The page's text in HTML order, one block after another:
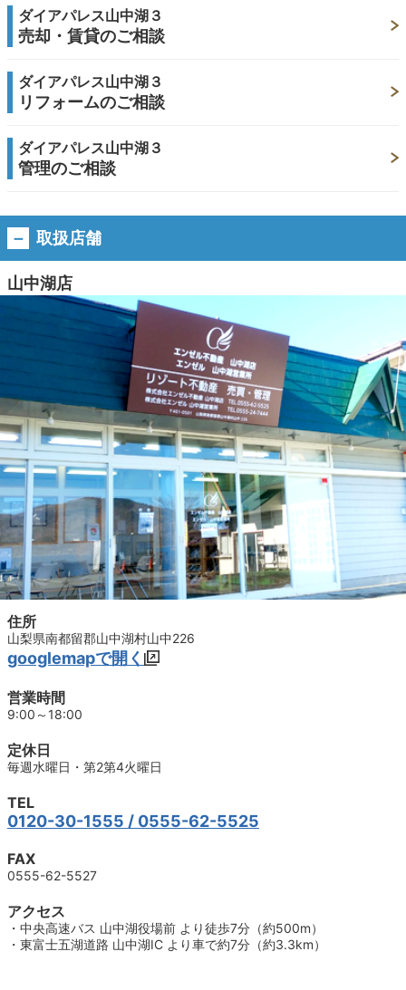
ダイアパレス山中湖３
売却・賃貸のご相談
ダイアパレス山中湖３
リフォームのご相談
ダイアパレス山中湖３
管理のご相談
取扱店舗
山中湖店
住所
山梨県南都留郡山中湖村山中226
googlemapで開く
営業時間
9:00～18:00
定休日
毎週水曜日・第2第4火曜日
TEL
0120-30-1555 / 0555-62-5525
FAX
0555-62-5527
アクセス
・中央高速バス 山中湖役場前 より徒歩7分（約500m）
・東富士五湖道路 山中湖IC より車で約7分（約3.3km）